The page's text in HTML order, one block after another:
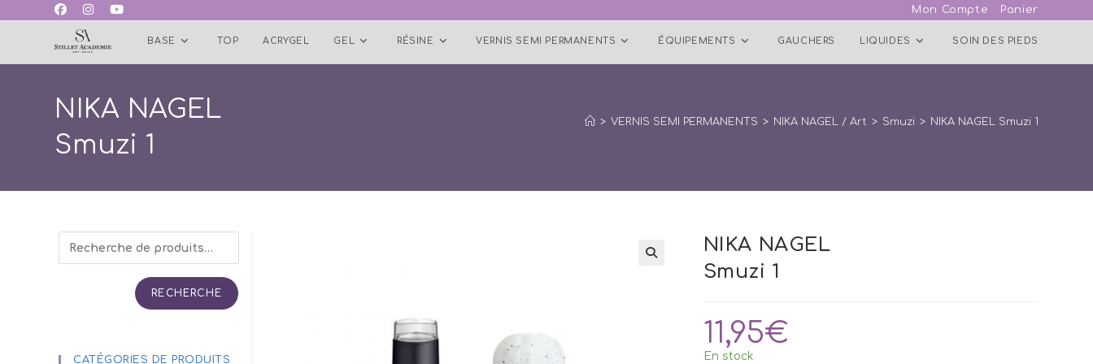
Mon Compte Panier
BASE TOP ACRYGEL GEL RÉSINE VERNIS SEMI PERMANENTS ÉQUIPEMENTS GAUCHERS LIQUIDES SOIN DES PIEDS
NIKA NAGEL
Smuzi 1
> VERNIS SEMI PERMANENTS > NIKA NAGEL / Art > Smuzi > NIKA NAGEL Smuzi 1
NIKA NAGEL
Smuzi 1
11,95€
En stock
RECHERCHE
CATÉGORIES DE PRODUITS